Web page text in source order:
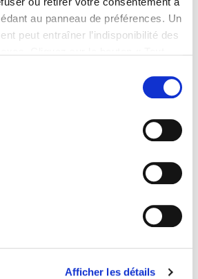
au panneau de préférences. Un
peut entraîner l’indisponibilité des
sans accepter. Lire la
Afficher les détails